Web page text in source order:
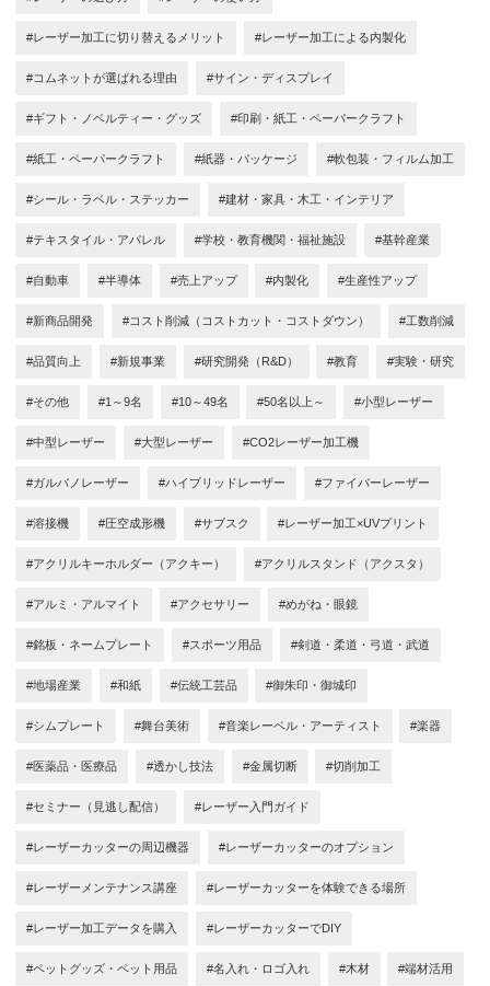
#レーザー加工に切り替えるメリット #レーザー加工による内製化
#コムネットが選ばれる理由 #サイン・ディスプレイ
#ギフト・ノベルティー・グッズ #印刷・紙工・ペーパークラフト
#紙工・ペーパークラフト #紙器・パッケージ #軟包装・フィルム加工
#シール・ラベル・ステッカー #建材・家具・木工・インテリア
#テキスタイル・アパレル #学校・教育機関・福祉施設 #基幹産業
#自動車 #半導体 #売上アップ #内製化 #生産性アップ
#新商品開発 #コスト削減（コストカット・コストダウン） #工数削減
#品質向上 #新規事業 #研究開発（R&D） #教育 #実験・研究
#その他 #1～9名 #10～49名 #50名以上～ #小型レーザー
#中型レーザー #大型レーザー #CO2レーザー加工機
#ガルバノレーザー #ハイブリッドレーザー #ファイバーレーザー
#溶接機 #圧空成形機 #サブスク #レーザー加工×UVプリント
#アクリルキーホルダー（アクキー） #アクリルスタンド（アクスタ）
#アルミ・アルマイト #アクセサリー #めがね・眼鏡
#銘板・ネームプレート #スポーツ用品 #剣道・柔道・弓道・武道
#地場産業 #和紙 #伝統工芸品 #御朱印・御城印
#シムプレート #舞台美術 #音楽レーベル・アーティスト #楽器
#医薬品・医療品 #透かし技法 #金属切断 #切削加工
#セミナー（見逃し配信） #レーザー入門ガイド
#レーザーカッターの周辺機器 #レーザーカッターのオプション
#レーザーメンテナンス講座 #レーザーカッターを体験できる場所
#レーザー加工データを購入 #レーザーカッターでDIY
#ペットグッズ・ペット用品 #名入れ・ロゴ入れ #木材 #端材活用